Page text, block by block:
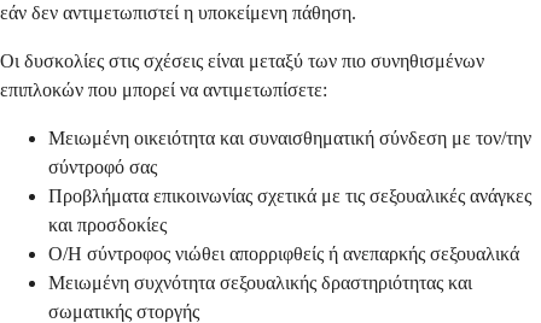
εάν δεν αντιμετωπιστεί η υποκείμενη πάθηση.
Οι δυσκολίες στις σχέσεις είναι μεταξύ των πιο συνηθισμένων
επιπλοκών που μπορεί να αντιμετωπίσετε:
Μειωμένη οικειότητα και συναισθηματική σύνδεση με τον/την
σύντροφό σας
Προβλήματα επικοινωνίας σχετικά με τις σεξουαλικές ανάγκες
και προσδοκίες
Ο/Η σύντροφος νιώθει απορριφθείς ή ανεπαρκής σεξουαλικά
Μειωμένη συχνότητα σεξουαλικής δραστηριότητας και
σωματικής στοργής